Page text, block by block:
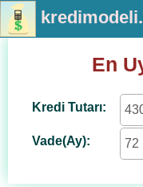
En
Kredi Tutarı:
Vade(Ay):